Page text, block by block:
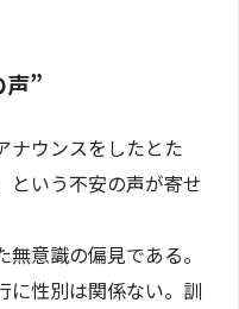
声”
ナウンスをしたとた
という不安の声が寄せ
意識の偏見である。
に性別は関係ない。訓